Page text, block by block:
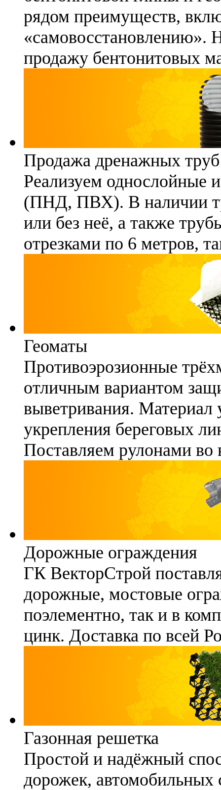
рядом преимуществ,
«самовосстановлению».
продажу бентонитовых
Продажа дренажных труб
Реализуем однослойные
(ПНД, ПВХ). В наличии
или без неё, а также
отрезками по 6 метров,
Геоматы
Противоэрозионные
отличным вариантом
выветривания. Материал
укрепления береговых
Поставляем рулонами
Дорожные ограждения
ГК ВекторСтрой
дорожные, мостовые
поэлементно, так и в
цинк. Доставка по всей
Газонная решетка
Простой и надёжный
дорожек, автомобильных